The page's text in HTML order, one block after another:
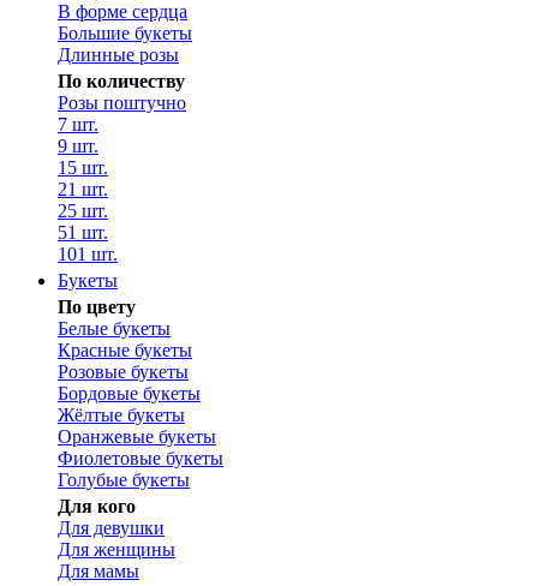
В форме сердца
Большие букеты
Длинные розы
По количеству
Розы поштучно
7 шт.
9 шт.
15 шт.
21 шт.
25 шт.
51 шт.
101 шт.
Букеты
По цвету
Белые букеты
Красные букеты
Розовые букеты
Бордовые букеты
Жёлтые букеты
Оранжевые букеты
Фиолетовые букеты
Голубые букеты
Для кого
Для девушки
Для женщины
Для мамы